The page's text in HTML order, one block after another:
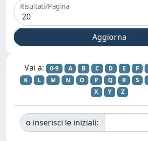
Risultati/Pagina
Vai a: 0-9 A B C D E F
K
L M N O P Q R S
X
Y Z
o inserisci le iniziali: